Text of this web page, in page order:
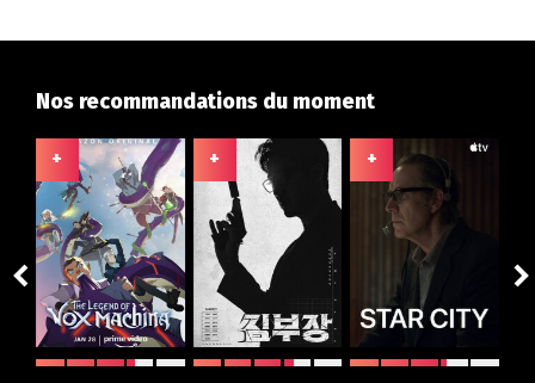
Nos recommandations du moment
+ + +